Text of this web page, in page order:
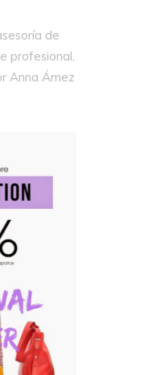
de
profesional,
Anna Ámez